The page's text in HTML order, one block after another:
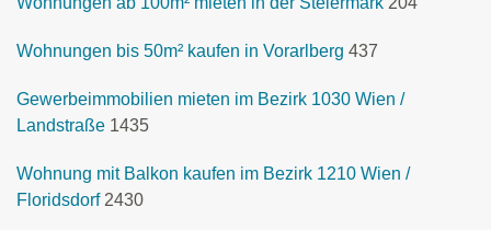
Wohnungen bis 50m² kaufen in Vorarlberg 437
Gewerbeimmobilien mieten im Bezirk 1030 Wien /
Landstraße 1435
Wohnung mit Balkon kaufen im Bezirk 1210 Wien /
Floridsdorf 2430